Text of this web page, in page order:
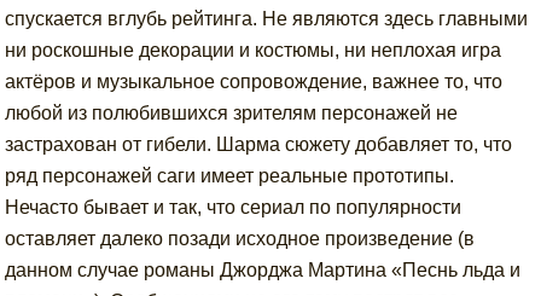
спускается вглубь рейтинга. Не являются здесь главными
ни роскошные декорации и костюмы, ни неплохая игра
актёров и музыкальное сопровождение, важнее то, что
любой из полюбившихся зрителям персонажей не
застрахован от гибели. Шарма сюжету добавляет то, что
ряд персонажей саги имеет реальные прототипы.
Нечасто бывает и так, что сериал по популярности
оставляет далеко позади исходное произведение (в
данном случае романы Джорджа Мартина «Песнь льда и